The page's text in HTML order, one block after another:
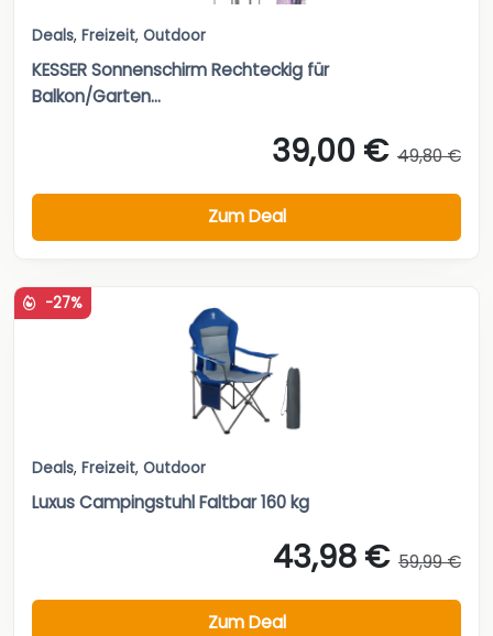
Deals, Freizeit, Outdoor
KESSER Sonnenschirm Rechteckig für
Balkon/Garten...
39,00 € 49,80 €
Zum Deal
-27%
Deals, Freizeit, Outdoor
Luxus Campingstuhl Faltbar 160 kg
43,98 € 59,99 €
Zum Deal